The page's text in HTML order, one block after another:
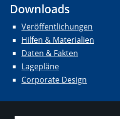
Downloads
Veröffentlichungen
Hilfen & Materialien
Daten & Fakten
Lagepläne
Corporate Design